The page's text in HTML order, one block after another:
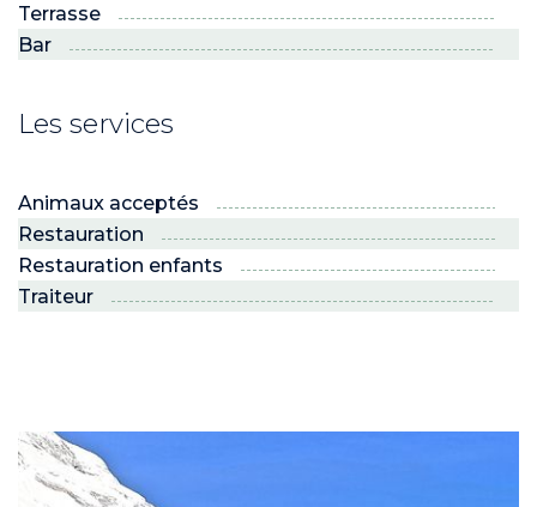
Terrasse
Bar
Les services
Animaux acceptés
Restauration
Restauration enfants
Traiteur